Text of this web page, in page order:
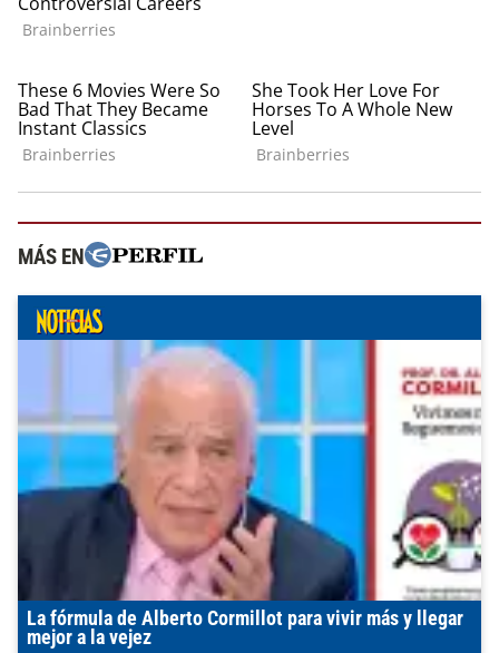
MÁS EN
La fórmula de Alberto Cormillot para vivir más y llegar
mejor a la vejez